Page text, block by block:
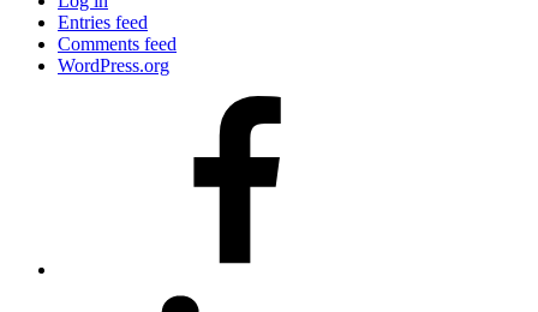
Entries feed
Comments feed
WordPress.org